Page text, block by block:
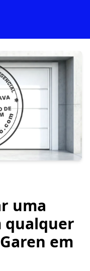
uma
qualquer
em